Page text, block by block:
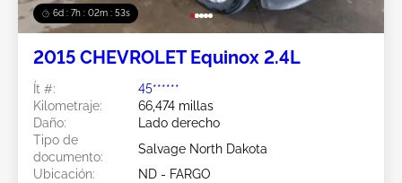
6d : 7h : 02m : 50s
2015 CHEVROLET Equinox 2.4L
Ít #:
45******
Kilometraje:
66,474 millas
Daño:
Lado derecho
Tipo de
documento:
Salvage North Dakota
Ubicación:
ND - FARGO